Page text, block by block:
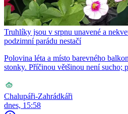
Truhlíky jsou v srpnu unavené a
podzimní parádu nestačí
Polovina léta a místo barevného
stonky. Příčinou většinou není sucho;
Chalupáři-Zahrádkáři
dnes, 15:58